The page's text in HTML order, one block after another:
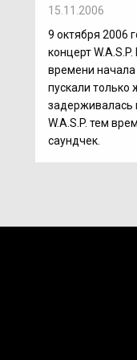
15.11.2006
9 октября 2006
концерт
времени
пускали только
задерживалась
W.A.S.P. тем
саундчек.